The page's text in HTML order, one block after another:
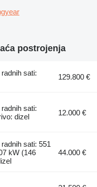
postrojenja
sati:
129.800 €
sati:
dizel
12.000 €
sati: 551
kW (146
44.000 €